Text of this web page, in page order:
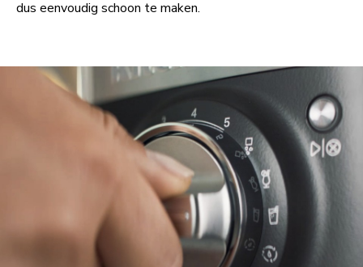
dus eenvoudig schoon te maken.